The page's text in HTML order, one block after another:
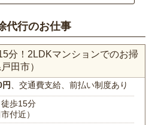
代行のお仕事
分！2LDKマンションでのお掃
田市）
、交通費支給、前払い制度あり
歩15分
付近）